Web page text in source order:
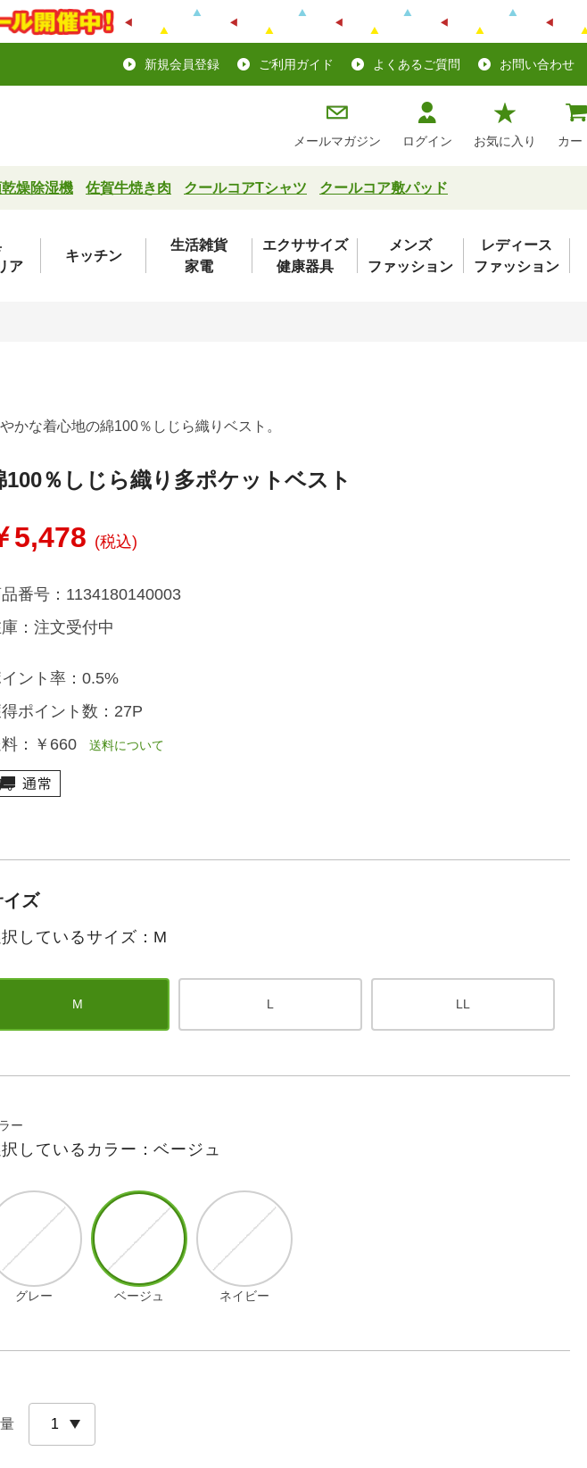
新規会員登録 ご利用ガイド よくあるご質問 お問い合わせ
メールマガジン ログイン お気に入り カー
燥除湿機 佐賀牛焼き肉 クールコアTシャツ クールコア敷パッド
ア
キッチン
生活雑貨
家電
エクササイズ
健康器具
メンズ
ファッション
レディース
ファッション
かな着心地の綿100％しじら織りベスト。
100％しじら織り多ポケットベスト
5,478 (税込)
番号： 1134180140003
： 注文受付中
ント率： 0.5%
ポイント数： 27P
：
￥660送料について
ズ
しているサイズ：M
M L LL
ー
しているカラー：ベージュ
グレー ベージュ ネイビー